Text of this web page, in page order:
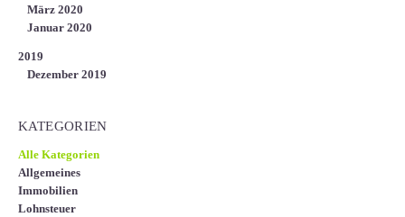
März 2020
Januar 2020
2019
Dezember 2019
KATEGORIEN
Alle Kategorien
Allgemeines
Immobilien
Lohnsteuer